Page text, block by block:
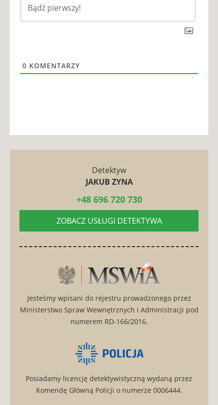
0 KOMENTARZY
Detektyw
JAKUB ZYNA
ZOBACZ USŁUGI DETEKTYWA
Jesteśmy wpisani do rejestru prowadzonego przez
Ministerstwo Spraw Wewnętrznych i Administracji pod
numerem RD-166/2016.
Posiadamy licencję detektywistyczną wydaną przez
Komendę Główną Policji o numerze 0006444.